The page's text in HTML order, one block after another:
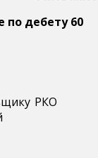
дебету 60
РКО